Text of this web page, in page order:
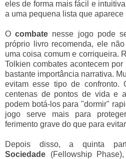
eles de forma mais fácil e
a uma pequena lista que aparece
Ocombate nesse jogo pode
próprio livro recomenda, ele
uma coisa comum e corriqueira.
Tolkien combates acontecem
bastante importância narrativa.
evitam esse tipo de confronto.
centenas de pontos de vida e
podem botá-los para "dormir"
jogo serve mais para
ferimento grave do que para
Depois disso, a quinta
Sociedade (Fellowship